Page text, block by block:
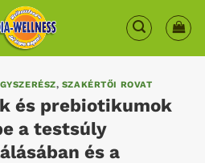
, SZAKÉRTŐI ROVAT
és prebiotikumok
a testsúly
és a